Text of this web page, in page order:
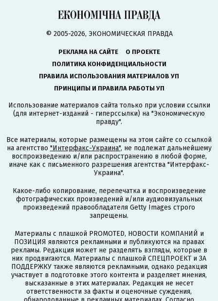
© 2005-2026, ЭКОНОМИЧЕСКАЯ ПРАВДА
РЕКЛАМА НА САЙТЕ
О ПРОЕКТЕ
ПОЛИТИКА КОНФИДЕНЦИАЛЬНОСТИ
ПРАВИЛА ИСПОЛЬЗОВАНИЯ МАТЕРИАЛОВ УП
ПРИНЦИПЫ И ПРАВИЛА РАБОТЫ УП
Использование материалов сайта только при условии ссылки
(для интернет-изданий - гиперссылки) на "Экономическую
правду".
Все материалы, которые размещены на этом сайте со ссылкой
на агентство "Интерфакс-Украина", не подлежат дальнейшему
воспроизведению и/или распространению в любой форме,
иначе как с письменного разрешения агентства "Интерфакс-
Украина".
Какое-либо копирование, перепечатка и воспроизведение
фотографических произведений и/или аудиовизуальных
произведений правообладателя Getty Images строго
запрещены.
Материалы с плашкой PROMOTED, НОВОСТИ КОМПАНИЙ и
ПОЗИЦИЯ являются рекламными и публикуются на правах
рекламы. Редакция может не разделять взгляды, которые в
них продвигаются. Материалы с плашкой СПЕЦПРОЕКТ и ЗА
ПОДДЕРЖКУ также являются рекламными, однако редакция
участвует в подготовке этого контента и разделяет мнения,
высказанные в этих материалах. Редакция не несет
ответственности за факты и оценочные суждения,